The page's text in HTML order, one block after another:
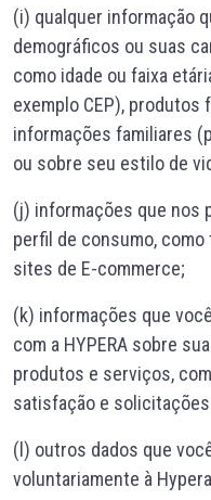
(i) qualquer informação
demográficos ou suas
como idade ou faixa
exemplo CEP),
informações familiares
ou sobre seu estilo de
(j) informações que nos
perfil de consumo,
sites de E-commerce;
(k) informações que
com a HYPERA sobre
produtos e serviços,
satisfação e
(l) outros dados que
voluntariamente à